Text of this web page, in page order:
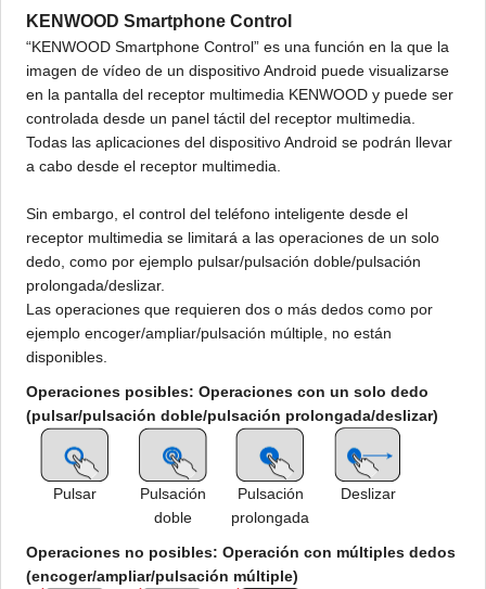
KENWOOD Smartphone Control
“KENWOOD Smartphone Control” es una función en la que la
imagen de vídeo de un dispositivo Android puede visualizarse
en la pantalla del receptor multimedia KENWOOD y puede ser
controlada desde un panel táctil del receptor multimedia.
Todas las aplicaciones del dispositivo Android se podrán llevar
a cabo desde el receptor multimedia.
Sin embargo, el control del teléfono inteligente desde el
receptor multimedia se limitará a las operaciones de un solo
dedo, como por ejemplo pulsar/pulsación doble/pulsación
prolongada/deslizar.
Las operaciones que requieren dos o más dedos como por
ejemplo encoger/ampliar/pulsación múltiple, no están
disponibles.
Operaciones posibles: Operaciones con un solo dedo
(pulsar/pulsación doble/pulsación prolongada/deslizar)
Pulsar
Pulsación
doble
Pulsación
prolongada
Deslizar
Operaciones no posibles: Operación con múltiples dedos
(encoger/ampliar/pulsación múltiple)